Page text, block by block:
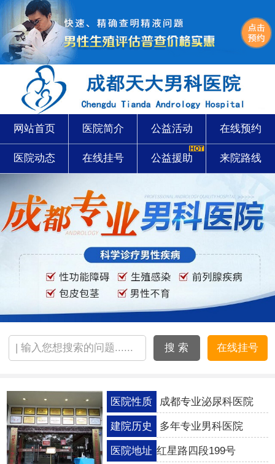
网站首页 医院简介 公益活动 在线预约
医院动态 在线挂号 公益援助 来院路线
搜 索 在线挂号
医院性质 成都专业泌尿科医院
建院历史 多年专业男科医院
医院地址 红星路四段199号